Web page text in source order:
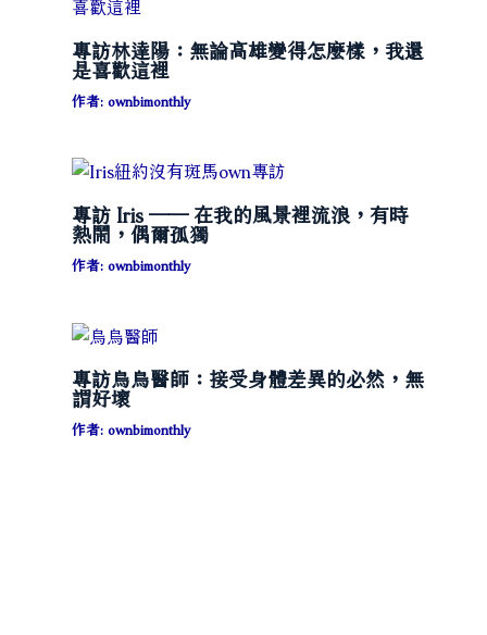
專訪林達陽：無論高雄變得怎麼樣，我還
是喜歡這裡
作者:ownbimonthly
專訪 Iris ── 在我的風景裡流浪，有時
熱鬧，偶爾孤獨
作者:ownbimonthly
專訪烏烏醫師：接受身體差異的必然，無
謂好壞
作者:ownbimonthly